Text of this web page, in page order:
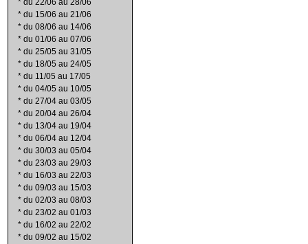
* du 22/06 au 28/06
* du 15/06 au 21/06
* du 08/06 au 14/06
* du 01/06 au 07/06
* du 25/05 au 31/05
* du 18/05 au 24/05
* du 11/05 au 17/05
* du 04/05 au 10/05
* du 27/04 au 03/05
* du 20/04 au 26/04
* du 13/04 au 19/04
* du 06/04 au 12/04
* du 30/03 au 05/04
* du 23/03 au 29/03
* du 16/03 au 22/03
* du 09/03 au 15/03
* du 02/03 au 08/03
* du 23/02 au 01/03
* du 16/02 au 22/02
* du 09/02 au 15/02